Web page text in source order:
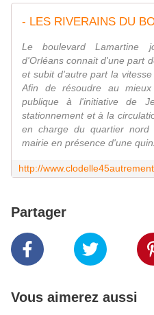
Le boulevard Lamartine
d'Orléans connait d'une part
et subit d'autre part la
Afin de résoudre au
publique à l'initiative de
stationnement et à la
en charge du quartier
mairie en présence d'une
Partager
Vous aimerez aussi